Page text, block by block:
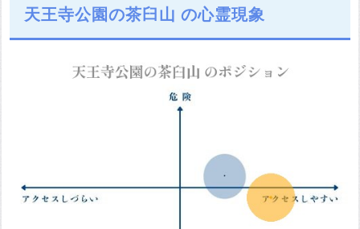
天王寺公園の茶臼山 の心霊現象